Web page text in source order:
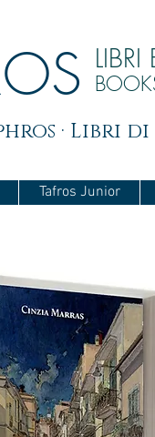
· Libri di
Tafros Junior